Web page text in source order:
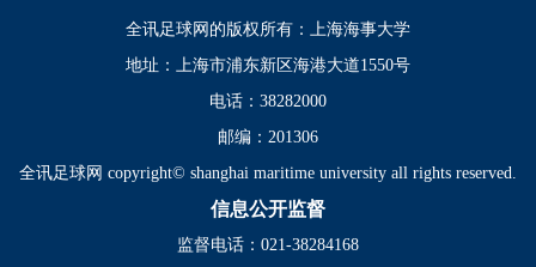
全讯足球网的版权所有：上海海事大学
地址：上海市浦东新区海港大道1550号
电话：38282000
邮编：201306
全讯足球网 copyright© shanghai maritime university all rights reserved.
信息公开监督
监督电话：021-38284168